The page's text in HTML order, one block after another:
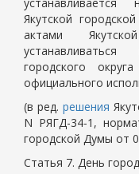
Якутской
актами
городского
официального
(в ред. решения
N РЯГД-34-1,
городской Думы от
Статья 7. День